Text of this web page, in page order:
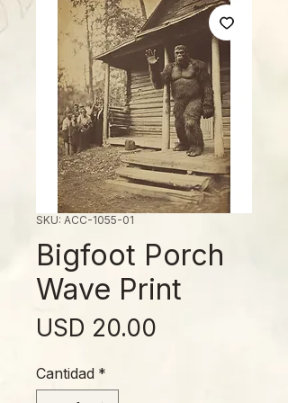
SKU: ACC-1055-01
Bigfoot Porch
Wave Print
USD 20.00
Cantidad *